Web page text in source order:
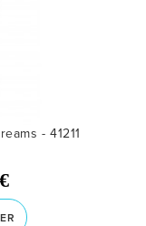
- 41211